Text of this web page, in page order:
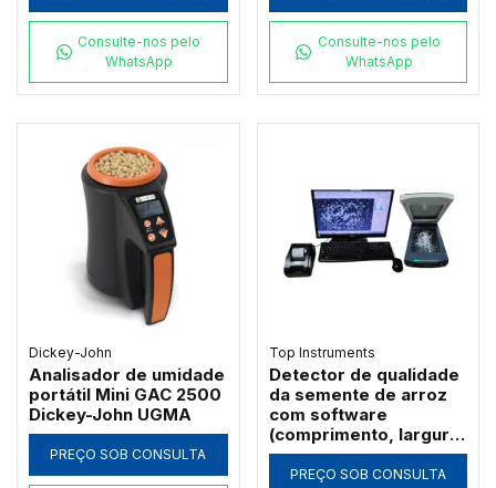
Consulte-nos pelo
WhatsApp
Consulte-nos pelo
WhatsApp
Dickey-John
Analisador de umidade
portátil Mini GAC 2500
Dickey-John UGMA
PREÇO SOB CONSULTA
Top Instruments
Detector de qualidade
da semente de arroz
com software
(comprimento, largura,
polimento) - TPMZ-A
PREÇO SOB CONSULTA